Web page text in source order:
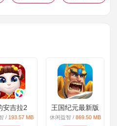
安吉拉2
/193.57 MB
王国纪元最新版
休闲益智 / 869.50 MB